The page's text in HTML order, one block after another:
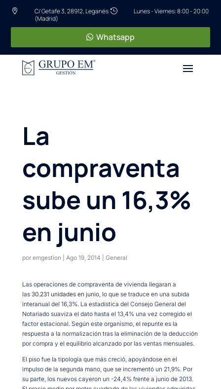

C/ Getafe 3, 28912, Leganés
(Madrid)
 Lunes - Viernes: 8:00 - 20:00
Whatsapp
La
compraventa
sube un 16,3%
en junio
por emgestion Ago 19, 2014 General
Las operaciones de compraventa de vivienda llegaran a
las 30.231 unidades en junio, lo que se traduce en una subida
interanual del 16,3%. La estadística del Consejo General del
Notariado suaviza el dato hasta el 13,4% una vez corregido el
factor estacional. Según este organismo, el repunte es la
respuesta a la normalización tras la eliminación de la deducción
por compra y el equilibrio alcanzado por las ventas mensuales.
El piso fue la tipología que más creció, apoyándose en el
impulso de la segunda mano, que se incrementó un 21,9%. Por
su parte, los nuevos cayeron un -24,4% frente a junio de 2013.